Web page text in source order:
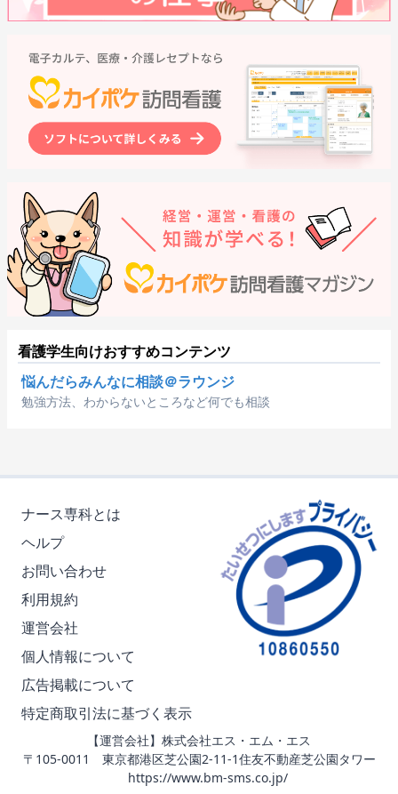
看護学生向けおすすめコンテンツ
悩んだらみんなに相談＠ラウンジ
勉強方法、わからないところなど何でも相談
ナース専科とは
ヘルプ
お問い合わせ
利用規約
運営会社
個人情報について
広告掲載について
特定商取引法に基づく表示
【運営会社】株式会社エス・エム・エス
〒105-0011 東京都港区芝公園2-11-1住友不動産芝公園タワー
https://www.bm-sms.co.jp/